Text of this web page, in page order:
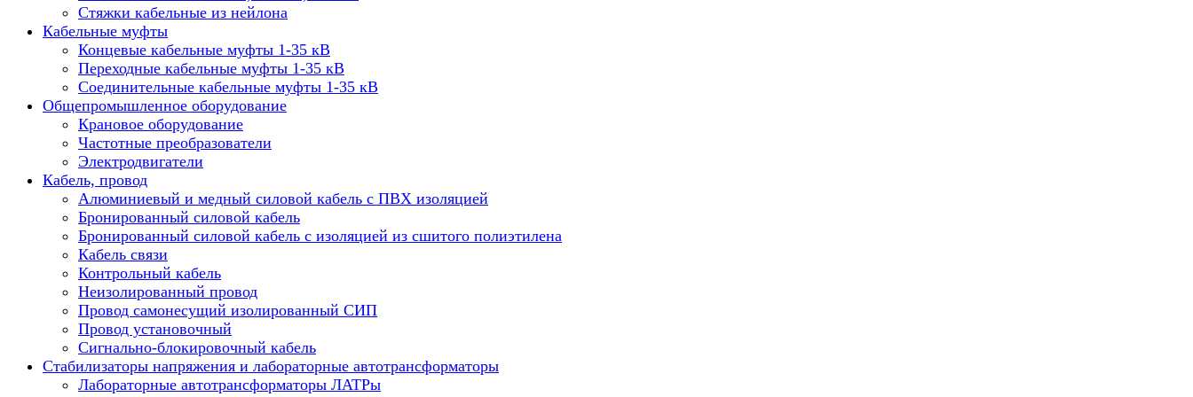
Стяжки кабельные из нейлона
Кабельные муфты
Концевые кабельные муфты 1-35 кВ
Переходные кабельные муфты 1-35 кВ
Соединительные кабельные муфты 1-35 кВ
Общепромышленное оборудование
Крановое оборудование
Частотные преобразователи
Электродвигатели
Кабель, провод
Алюминиевый и медный силовой кабель с ПВХ изоляцией
Бронированный силовой кабель
Бронированный силовой кабель с изоляцией из сшитого полиэтилена
Кабель связи
Контрольный кабель
Неизолированный провод
Провод самонесущий изолированный СИП
Провод установочный
Сигнально-блокировочный кабель
Стабилизаторы напряжения и лабораторные автотрансформаторы
Лабораторные автотрансформаторы ЛАТРы